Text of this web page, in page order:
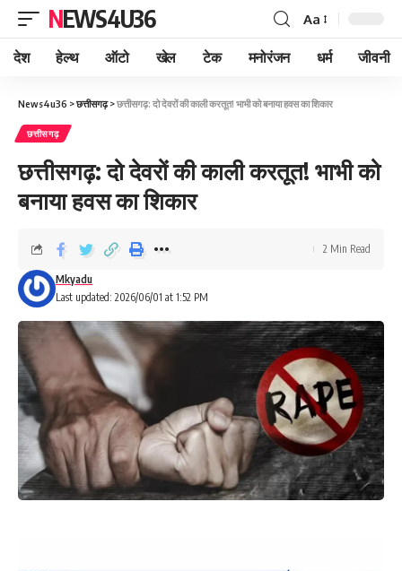
NEWS4U36 Aa
देश हेल्थ ऑटो खेल टेक मनोरंजन धर्म जीवनी
News4u36 >छत्तीसगढ़>छत्तीसगढ़: दो देवरों की काली करतूत! भाभी को बनाया हवस का शिकार
छत्तीसगढ़
छत्तीसगढ़: दो देवरों की काली करतूत! भाभी को
बनाया हवस का शिकार
Last updated: 2026/06/01 at 1:52 PM
Mkyadu
2 Min Read